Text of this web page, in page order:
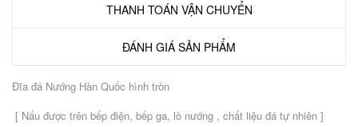
THANH TOÁN VẬN CHUYỂN
ĐÁNH GIÁ SẢN PHẨM
Đĩa đá Nướng Hàn Quốc hình tròn
[ Nấu được trên bếp điện, bếp ga, lò nướng , chất liệu đá tự nhiên ]